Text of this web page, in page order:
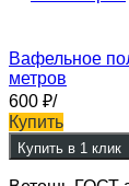
Вафельное
метров
600 ₽/
Купить
Купить в 1 клик